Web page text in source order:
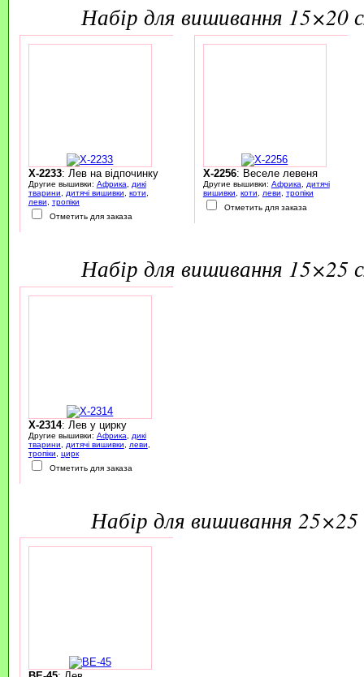
набір для вишивання
X-2233: Лев на відпочинку
Другие вышивки: Африка
дикі
тварини
дитячі вишивки коти
леви
тропіки
Отметить для заказа
X-2256: Веселе левеня
Другие вышивки: Африка
дитячі
вишивки
коти леви
тропіки
Отметить для заказа
набір для вишивання
X-2314: Лев у цирку
Другие вышивки: Африка
дикі
тварини
дитячі вишивки леви
тропіки
цирк
Отметить для заказа
набір для вишивання 25×25